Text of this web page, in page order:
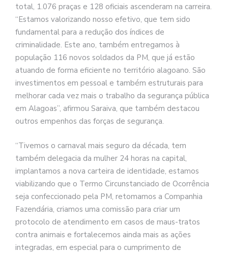
total, 1.076 praças e 128 oficiais ascenderam na carreira.
“Estamos valorizando nosso efetivo, que tem sido
fundamental para a redução dos índices de
criminalidade. Este ano, também entregamos à
população 116 novos soldados da PM, que já estão
atuando de forma eficiente no território alagoano. São
investimentos em pessoal e também estruturais para
melhorar cada vez mais o trabalho da segurança pública
em Alagoas”, afirmou Saraiva, que também destacou
outros empenhos das forças de segurança.
“Tivemos o carnaval mais seguro da década, tem
também delegacia da mulher 24 horas na capital,
implantamos a nova carteira de identidade, estamos
viabilizando que o Termo Circunstanciado de Ocorrência
seja confeccionado pela PM, retomamos a Companhia
Fazendária, criamos uma comissão para criar um
protocolo de atendimento em casos de maus-tratos
contra animais e fortalecemos ainda mais as ações
integradas, em especial para o cumprimento de